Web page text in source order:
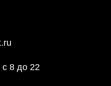
8 до 22